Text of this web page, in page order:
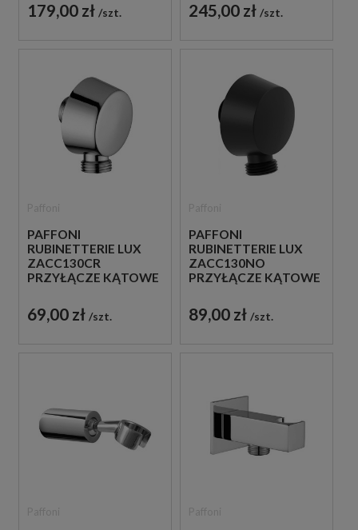
179,00 zł szt. 245,00 zł szt.
PAFFONI
RUBINETTERIE LUX
ZACC130CR
PRZYŁĄCZE KĄTOWE
69,00 zł szt.
PAFFONI
RUBINETTERIE LUX
ZACC130NO
PRZYŁĄCZE KĄTOWE
89,00 zł szt.